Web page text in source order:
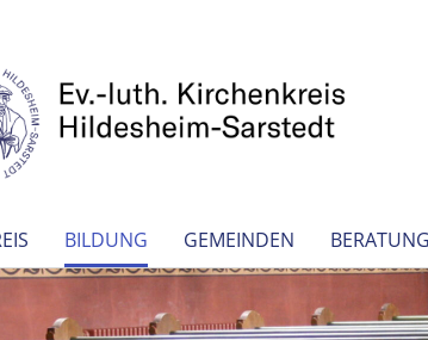
BILDUNG GEMEINDEN